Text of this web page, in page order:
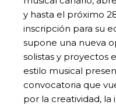
y hasta el próximo
inscripción para su
supone una nueva
solistas y proyectos
estilo musical
convocatoria que
por la creatividad, la